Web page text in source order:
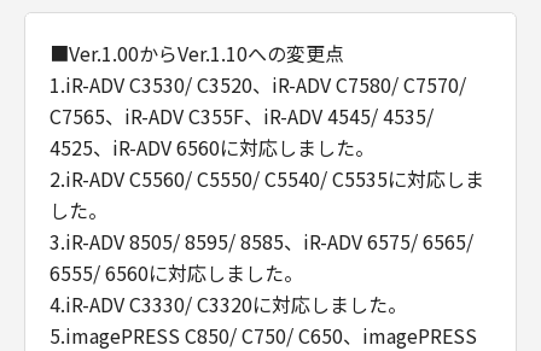
■Ver.1.00からVer.1.10への変更点
1.iR-ADV C3530/ C3520、iR-ADV C7580/ C7570/
C7565、iR-ADV C355F、iR-ADV 4545/ 4535/
4525、iR-ADV 6560に対応しました。
2.iR-ADV C5560/ C5550/ C5540/ C5535に対応しま
した。
3.iR-ADV 8505/ 8595/ 8585、iR-ADV 6575/ 6565/
6555/ 6560に対応しました。
4.iR-ADV C3330/ C3320に対応しました。
5.imagePRESS C850/ C750/ C650、imagePRESS